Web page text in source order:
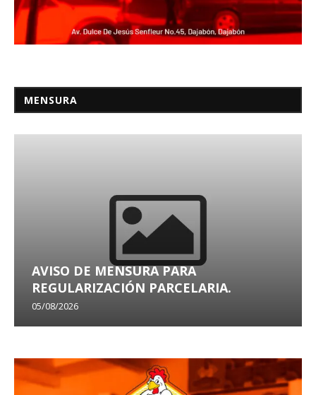
MENSURA
AVISO DE MENSURA PARA
REGULARIZACIÓN PARCELARIA.
05/08/2026